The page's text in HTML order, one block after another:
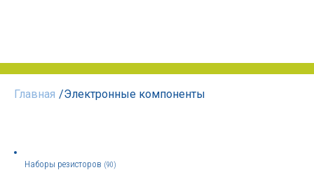
Главная /Электронные компоненты
Наборы резисторов (90)